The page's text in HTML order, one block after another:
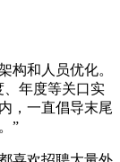
和人员优化。
、年度等关口实
，一直倡导末尾
”